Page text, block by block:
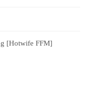
[Hotwife FFM]